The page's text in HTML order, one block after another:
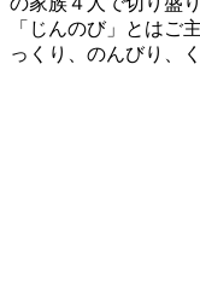
「じんのび」とはご
っくり、のんびり、